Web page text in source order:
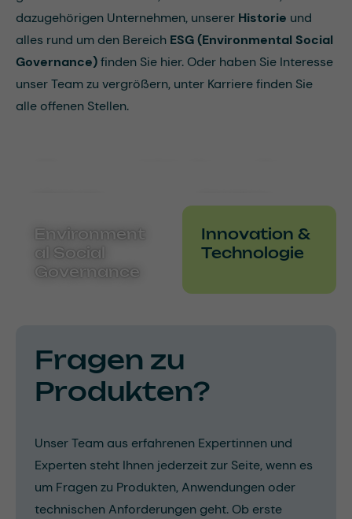
dazugehörigen Unternehmen, unserer Historie und
alles rund um den Bereich ESG (Environmental Social
Governance)finden Sie hier. Oder haben Sie Interesse
unser Team zu vergrößern, unter Karriere finden Sie
alle offenen Stellen.
Karriere
Environment
al Social
Governance
Innovation &
Technologie
Fragen zu
Produkten?
Unser Team aus erfahrenen Expertinnen und
Experten steht Ihnen jederzeit zur Seite, wenn es
um Fragen zu Produkten, Anwendungen oder
technischen Anforderungen geht. Ob erste